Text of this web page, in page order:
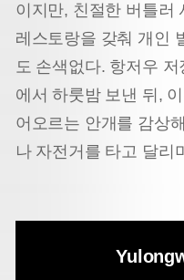
이지만, 친절한 버틀러
레스토랑을 갖춰 개인
도 손색없다. 항저우
에서 하룻밤 보낸 뒤,
어오르는 안개를 감상
나 자전거를 타고 달리